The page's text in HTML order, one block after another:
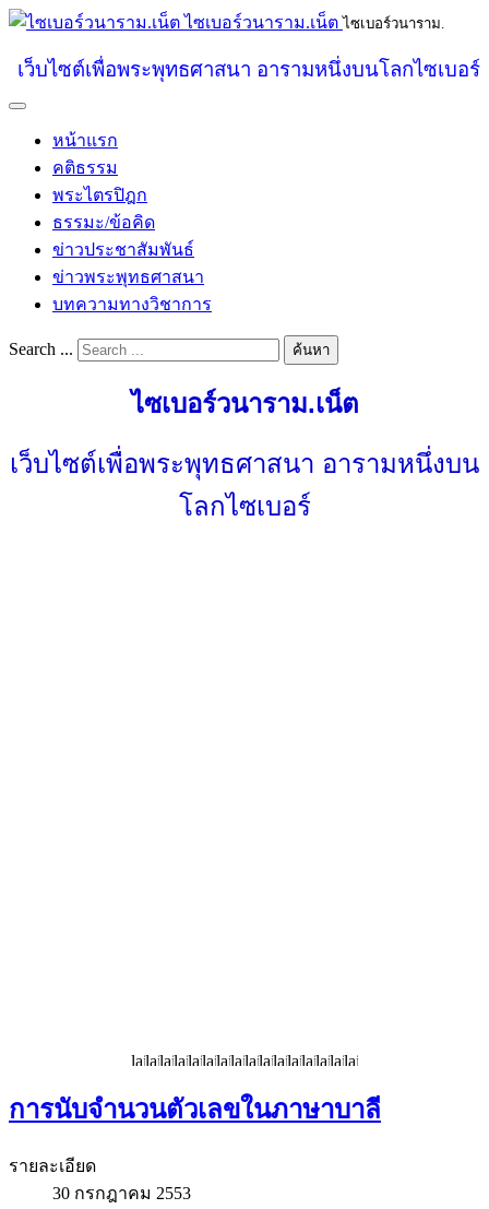
ไซเบอร์วนาราม.เน็ต ไซเบอร์วนาราม.
เว็บไซต์เพื่อพระพุทธศาสนา อารามหนึ่งบนโลกไซเบอร์
หน้าแรก
คติธรรม
พระไตรปิฎก
ธรรมะ/ข้อคิด
ข่าวประชาสัมพันธ์
ข่าวพระพุทธศาสนา
บทความทางวิชาการ
Search ... ค้นหา
ไซเบอร์วนาราม.เน็ต
เว็บไซต์เพื่อพระพุทธศาสนา อารามหนึ่งบน
โลกไซเบอร์
การนับจำนวนตัวเลขในภาษาบาลี
รายละเอียด
30 กรกฎาคม 2553